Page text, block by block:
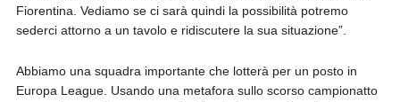
Fiorentina. Vediamo se ci sarà quindi la possibilità potremo
sederci attorno a un tavolo e ridiscutere la sua situazione”.
Abbiamo una squadra importante che lotterà per un posto in
Europa League. Usando una metafora sullo scorso campionatto